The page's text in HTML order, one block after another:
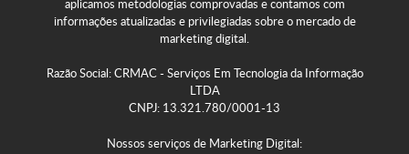
aplicamos metodologias comprovadas e contamos com
informações atualizadas e privilegiadas sobre o mercado de
marketing digital.
Razão Social: CRMAC - Serviços Em Tecnologia da Informação
LTDA
CNPJ: 13.321.780/0001-13
Nossos serviços de Marketing Digital: